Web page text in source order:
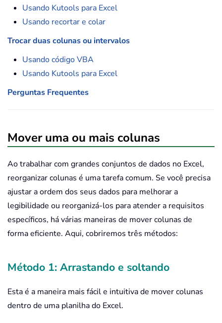
Usando Kutools para Excel
Usando recortar e colar
Trocar duas colunas ou intervalos
Usando código VBA
Usando Kutools para Excel
Perguntas Frequentes
Mover uma ou mais colunas
Ao trabalhar com grandes conjuntos de dados no Excel,
reorganizar colunas é uma tarefa comum. Se você precisa
ajustar a ordem dos seus dados para melhorar a
legibilidade ou reorganizá-los para atender a requisitos
específicos, há várias maneiras de mover colunas de
forma eficiente. Aqui, cobriremos três métodos:
Método 1: Arrastando e soltando
Esta é a maneira mais fácil e intuitiva de mover colunas
dentro de uma planilha do Excel.